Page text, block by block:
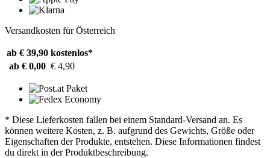
Versandkosten für Österreich
ab € 39,90 kostenlos*
ab € 0,00 € 4,90
* Diese Lieferkosten fallen bei einem Standard-Versand an. Es
können weitere Kosten, z. B. aufgrund des Gewichts, Größe oder
Eigenschaften der Produkte, entstehen. Diese Informationen findest
du direkt in der Produktbeschreibung.